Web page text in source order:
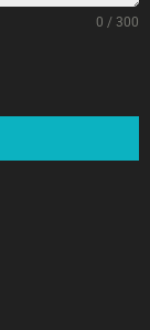
0 / 300